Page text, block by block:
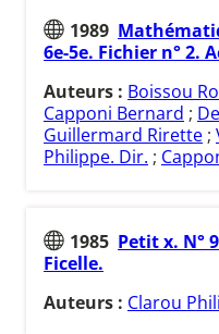
1989
6e-5e. Fichier n° 2.
Auteurs : Boissou
Capponi Bernard ;
Guillermard Rirette ;
Philippe. Dir. ;
1985 Petit x. N°
Ficelle.
Auteurs : Clarou